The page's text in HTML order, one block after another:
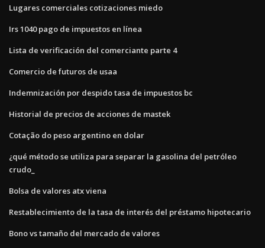
Lugares comerciales cotizaciones miedo
Irs 1040 pago de impuestos en línea
Lista de verificación del comerciante parte 4
Comercio de futuros de usaa
Indemnización por despido tasa de impuestos bc
Historial de precios de acciones de mastek
Cotação do peso argentino en dolar
¿qué método se utiliza para separar la gasolina del petróleo
crudo_
Bolsa de valores atx viena
Restablecimiento de la tasa de interés del préstamo hipotecario
Bono vs tamaño del mercado de valores